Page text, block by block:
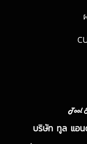
บริษัท ทูล แอ